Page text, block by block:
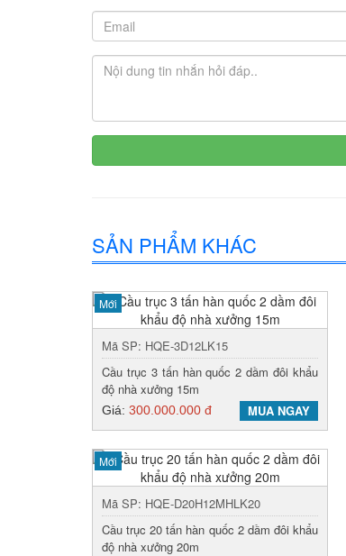
SẢN PHẨM KHÁC
Mới
Mã SP: HQE-3D12LK15
Cầu trục 3 tấn hàn quốc 2 dầm đôi khẩu
độ nhà xưởng 15m
Giá: 300.000.000 đ MUA NGAY
Mới
Mã SP: HQE-D20H12MHLK20
Cầu trục 20 tấn hàn quốc 2 dầm đôi khẩu
độ nhà xưởng 20m